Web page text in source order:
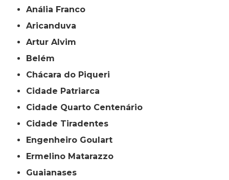
Anália Franco
Aricanduva
Artur Alvim
Belém
Chácara do Piqueri
Cidade Patriarca
Cidade Quarto Centenário
Cidade Tiradentes
Engenheiro Goulart
Ermelino Matarazzo
Guaianases